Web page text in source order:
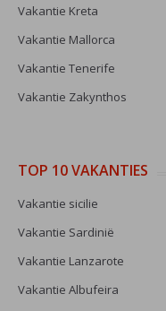
Vakantie Kreta
Vakantie Mallorca
Vakantie Tenerife
Vakantie Zakynthos
TOP 10 VAKANTIES
Vakantie sicilie
Vakantie Sardinië
Vakantie Lanzarote
Vakantie Albufeira